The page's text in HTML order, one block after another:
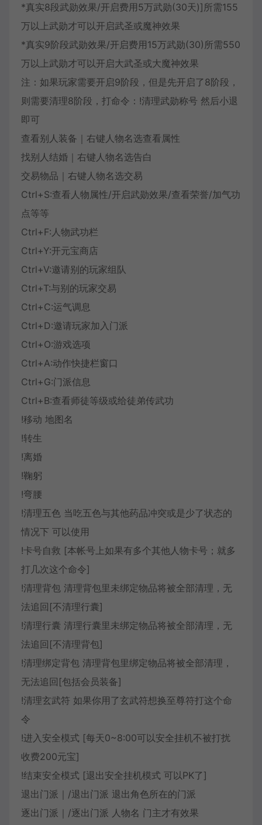
*真实8段武勋效果/开启费用5万武勋(30天)]所需155
万以上武勋才可以开启武圣或魔神效果
*真实9阶段武勋效果/开启费用15万武勋(30)所需550
万以上武勋才可以开启大武圣或大魔神效果
注：如果玩家需要开启9阶段，但是先开启了8阶段，
则需要清理8阶段，打命令：!清理武勋称号 然后小退
即可
查看别人装备｜右键人物名选查看属性
找别人结婚｜右键人物名选告白
交易物品｜右键人物名选交易
Ctrl+S:查看人物属性/开启武勋效果/查看荣誉/加气功
点等等
Ctrl+F:人物武功栏
Ctrl+Y:开元宝商店
Ctrl+V:邀请别的玩家组队
Ctrl+T:与别的玩家交易
Ctrl+C:运气调息
Ctrl+D:邀请玩家加入门派
Ctrl+O:游戏选项
Ctrl+A:动作快捷栏窗口
Ctrl+G:门派信息
Ctrl+B:查看师徒等级或给徒弟传武功
!移动 地图名
!转生
!离婚
!鞠躬
!弯腰
!清理五色 当吃五色与其他药品冲突或是少了状态的
情况下 可以使用
!卡号自救 [本帐号上如果有多个其他人物卡号；就多
打几次这个命令]
!清理背包 清理背包里未绑定物品将被全部清理，无
法追回[不清理行囊]
!清理行囊 清理行囊里未绑定物品将被全部清理，无
法追回[不清理背包]
!清理绑定背包 清理背包里绑定物品将被全部清理，
无法追回[包括会员装备]
!清理玄武符 如果你用了玄武符想换至尊符打这个命
令
!进入安全模式 [每天0~8:00可以安全挂机不被打扰
收费200元宝]
!结束安全模式 [退出安全挂机模式 可以PK了]
退出门派｜/退出门派 退出角色所在的门派
逐出门派｜/逐出门派 人物名 门主才有效果